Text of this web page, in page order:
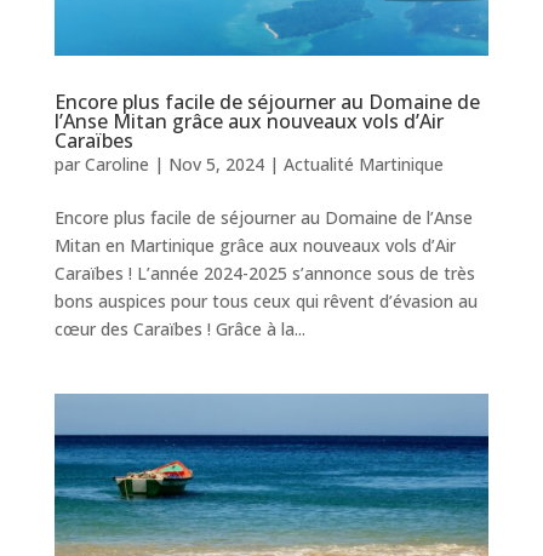
Encore plus facile de séjourner au Domaine de
l’Anse Mitan grâce aux nouveaux vols d’Air
Caraïbes
par Caroline | Nov 5, 2024| Actualité Martinique
Encore plus facile de séjourner au Domaine de l’Anse
Mitan en Martinique grâce aux nouveaux vols d’Air
Caraïbes ! L’année 2024-2025 s’annonce sous de très
bons auspices pour tous ceux qui rêvent d’évasion au
cœur des Caraïbes ! Grâce à la...